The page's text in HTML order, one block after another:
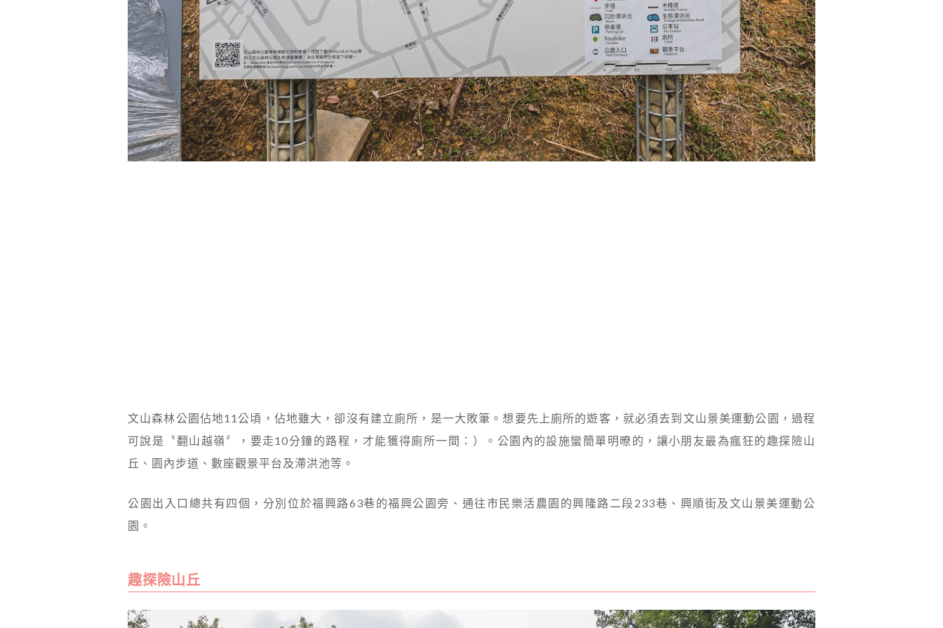
文山森林公園佔地11公頃，佔地雖大，卻沒有建立廁所，是一大敗筆。想要先上廁所的遊客，就必須去到文山景美運動公園，過程
可說是〝翻山越嶺〞，要走10分鐘的路程，才能獲得廁所一間：）。公園內的設施蠻簡單明暸的，讓小朋友最為瘋狂的趣探險山
丘、園內步道、數座觀景平台及滯洪池等。
公園出入口總共有四個，分別位於福興路63巷的福興公園旁、通往市民樂活農園的興隆路二段233巷、興順街及文山景美運動公
園。
趣探險山丘